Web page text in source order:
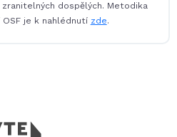
dospělých. Metodika
OSF je k nahlédnutí zde.